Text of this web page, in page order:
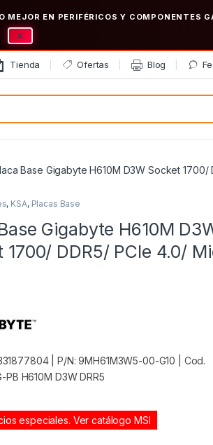
MEJOR EN PERIFÉRICOS Y COMPONENTES
×
Tienda Ofertas Blog
Base Gigabyte H610M D3W Socket 1700/
, KSA, Placas Base
Gigabyte H610M
1700/ DDR5/ PCIe 4.0/
| P/N: 9MH61M3W5-00-G10 | Cod.
PB H610M D3W DRR5
especiales. Ver catálogo MSI